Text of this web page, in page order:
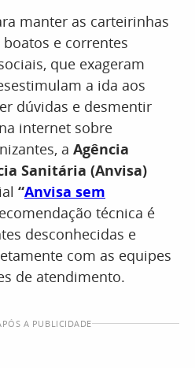
manter as carteirinhas
e correntes
que exageram
a ida aos
dúvidas e desmentir
internet sobre
a Agência
Sanitária (Anvisa)
“Anvisa sem
técnica é
desconhecidas e
com as equipes
de atendimento.
A PUBLICIDADE